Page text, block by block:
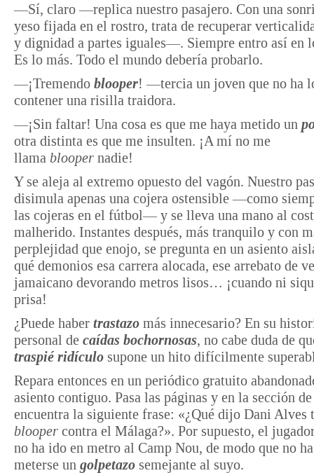
—Sí, claro —replica nuestro pasajero. Con una
yeso fijada en el rostro, trata de recuperar
y dignidad a partes iguales—. Siempre entro así en
Es lo más. Todo el mundo debería probarlo.
—¡Tremendo blooper! —tercia un joven que no ha
contener una risilla traidora.
—¡Sin faltar! Una cosa es que me haya metido un
otra distinta es que me insulten. ¡A mí no me
llama blooper nadie!
Y se aleja al extremo opuesto del vagón. Nuestro
disimula apenas una cojera ostensible —como
las cojeras en el fútbol— y se lleva una mano al
malherido. Instantes después, más tranquilo y con
perplejidad que enojo, se pregunta en un asiento
qué demonios esa carrera alocada, ese arrebato de
jamaicano devorando metros lisos… ¡cuando ni
prisa!
¿Puede haber trastazo más innecesario? En su
personal de caídas bochornosas, no cabe duda de
traspié ridículo supone un hito difícilmente
Repara entonces en un periódico gratuito
asiento contiguo. Pasa las páginas y en la sección
encuentra la siguiente frase: «¿Qué dijo Dani Alves
blooper contra el Málaga?». Por supuesto, el
no ha ido en metro al Camp Nou, de modo que no
meterse un golpetazo semejante al suyo.